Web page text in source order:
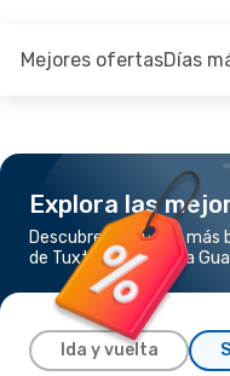
Mejores ofertasDías
Explora las
Descubre los vuelos
de Tuxtla Gutierrez a
Ida y vuelta